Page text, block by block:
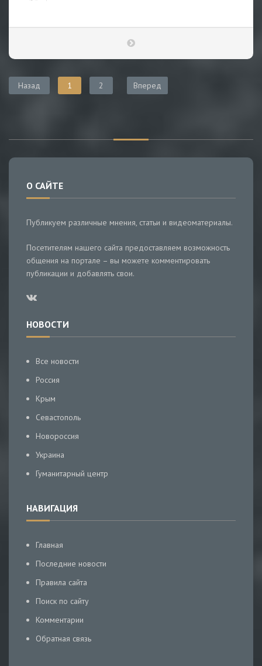
Назад 1 2 Вперед
О САЙТЕ
Публикуем различные мнения, статьи и видеоматериалы.
Посетителям нашего сайта предоставляем возможность
общения на портале – вы можете комментировать
публикации и добавлять свои.
НОВОСТИ
Все новости
Россия
Крым
Севастополь
Новороссия
Украина
Гуманитарный центр
НАВИГАЦИЯ
Главная
Последние новости
Правила сайта
Поиск по сайту
Комментарии
Обратная связь